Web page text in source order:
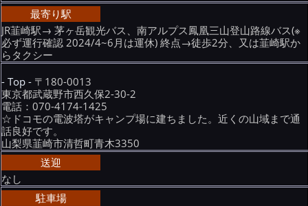
最寄り駅
JR韮崎駅→ 茅ヶ岳観光バス、南アルプス鳳凰三山登山路線バス(※
必ず運行確認 2024/4~6月は運休) 終点→徒歩2分、又は韮崎駅か
らタクシー
- Top - 〒180-0013
東京都武蔵野市西久保2-30-2
電話：070-4174-1425
☆ドコモの電波塔がキャンプ場に建ちました。近くの山域まで通
話良好です。
山梨県韮崎市清哲町青木3350
送迎
なし
駐車場